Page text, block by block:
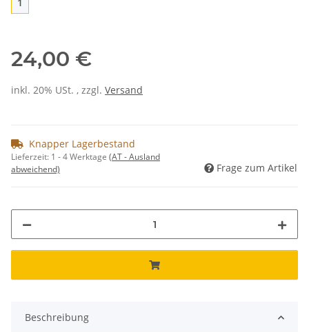
24,00 €
inkl. 20% USt. , zzgl. Versand
Knapper Lagerbestand
Lieferzeit: 1 - 4 Werktage (AT - Ausland
abweichend)
Frage zum Artikel
Beschreibung